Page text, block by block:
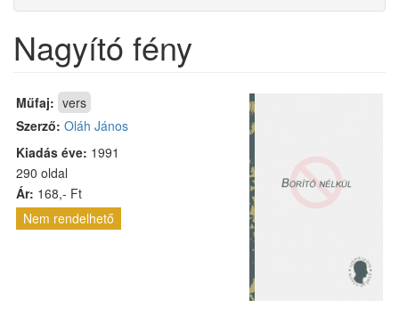
Nagyító fény
Műfaj: vers
Szerző: Oláh János
Kiadás éve: 1991
290 oldal
Ár: 168,- Ft
Nem rendelhető